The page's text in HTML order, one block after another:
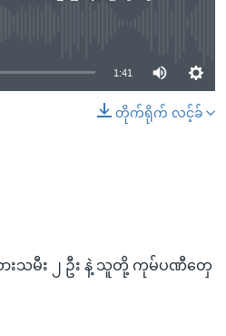
currently available
1:41
တိုက်ရိုက် လင့်ခ်
သားသမီး ၂ ဦး နဲ့ သူတို့ ကုမ်ပဏီတှေ